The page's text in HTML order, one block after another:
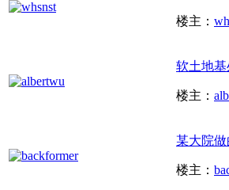
楼主：
软土地基
楼主：
某大院
楼主：